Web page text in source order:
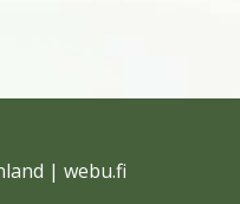
| webu.fi